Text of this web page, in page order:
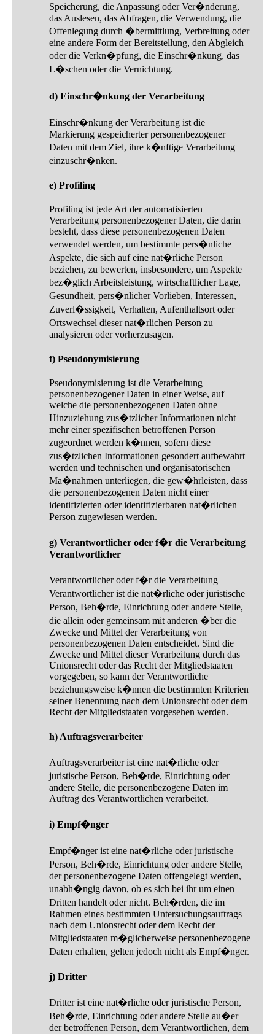
Speicherung, die Anpassung oder Ver�nderung,
das Auslesen, das Abfragen, die Verwendung, die
Offenlegung durch �bermittlung, Verbreitung oder
eine andere Form der Bereitstellung, den Abgleich
oder die Verkn�pfung, die Einschr�nkung, das
L�schen oder die Vernichtung.
d) Einschr�nkung der Verarbeitung
Einschr�nkung der Verarbeitung ist die
Markierung gespeicherter personenbezogener
Daten mit dem Ziel, ihre k�nftige Verarbeitung
einzuschr�nken.
e) Profiling
Profiling ist jede Art der automatisierten
Verarbeitung personenbezogener Daten, die darin
besteht, dass diese personenbezogenen Daten
verwendet werden, um bestimmte pers�nliche
Aspekte, die sich auf eine nat�rliche Person
beziehen, zu bewerten, insbesondere, um Aspekte
bez�glich Arbeitsleistung, wirtschaftlicher Lage,
Gesundheit, pers�nlicher Vorlieben, Interessen,
Zuverl�ssigkeit, Verhalten, Aufenthaltsort oder
Ortswechsel dieser nat�rlichen Person zu
analysieren oder vorherzusagen.
f) Pseudonymisierung
Pseudonymisierung ist die Verarbeitung
personenbezogener Daten in einer Weise, auf
welche die personenbezogenen Daten ohne
Hinzuziehung zus�tzlicher Informationen nicht
mehr einer spezifischen betroffenen Person
zugeordnet werden k�nnen, sofern diese
zus�tzlichen Informationen gesondert aufbewahrt
werden und technischen und organisatorischen
Ma�nahmen unterliegen, die gew�hrleisten, dass
die personenbezogenen Daten nicht einer
identifizierten oder identifizierbaren nat�rlichen
Person zugewiesen werden.
g) Verantwortlicher oder f�r die Verarbeitung
Verantwortlicher
Verantwortlicher oder f�r die Verarbeitung
Verantwortlicher ist die nat�rliche oder juristische
Person, Beh�rde, Einrichtung oder andere Stelle,
die allein oder gemeinsam mit anderen �ber die
Zwecke und Mittel der Verarbeitung von
personenbezogenen Daten entscheidet. Sind die
Zwecke und Mittel dieser Verarbeitung durch das
Unionsrecht oder das Recht der Mitgliedstaaten
vorgegeben, so kann der Verantwortliche
beziehungsweise k�nnen die bestimmten Kriterien
seiner Benennung nach dem Unionsrecht oder dem
Recht der Mitgliedstaaten vorgesehen werden.
h) Auftragsverarbeiter
Auftragsverarbeiter ist eine nat�rliche oder
juristische Person, Beh�rde, Einrichtung oder
andere Stelle, die personenbezogene Daten im
Auftrag des Verantwortlichen verarbeitet.
i) Empf�nger
Empf�nger ist eine nat�rliche oder juristische
Person, Beh�rde, Einrichtung oder andere Stelle,
der personenbezogene Daten offengelegt werden,
unabh�ngig davon, ob es sich bei ihr um einen
Dritten handelt oder nicht. Beh�rden, die im
Rahmen eines bestimmten Untersuchungsauftrags
nach dem Unionsrecht oder dem Recht der
Mitgliedstaaten m�glicherweise personenbezogene
Daten erhalten, gelten jedoch nicht als Empf�nger.
j) Dritter
Dritter ist eine nat�rliche oder juristische Person,
Beh�rde, Einrichtung oder andere Stelle au�er
der betroffenen Person, dem Verantwortlichen, dem